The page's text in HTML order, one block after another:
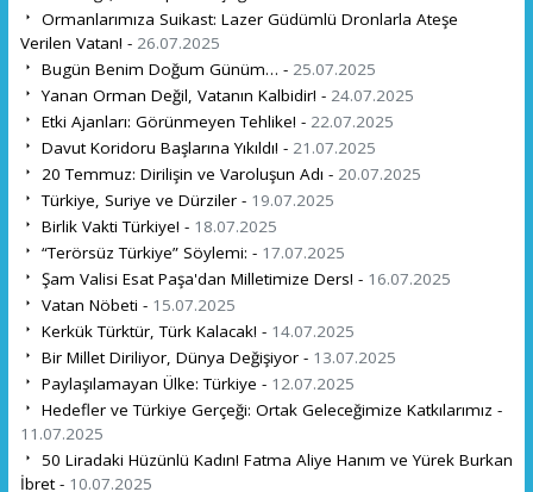
Ormanlarımıza Suikast: Lazer Güdümlü Dronlarla Ateşe
Verilen Vatan! - 26.07.2025
Bugün Benim Doğum Günüm… - 25.07.2025
Yanan Orman Değil, Vatanın Kalbidir! - 24.07.2025
Etki Ajanları: Görünmeyen Tehlike! - 22.07.2025
Davut Koridoru Başlarına Yıkıldı! - 21.07.2025
20 Temmuz: Dirilişin ve Varoluşun Adı - 20.07.2025
Türkiye, Suriye ve Dürziler - 19.07.2025
Birlik Vakti Türkiye! - 18.07.2025
“Terörsüz Türkiye” Söylemi: - 17.07.2025
Şam Valisi Esat Paşa'dan Milletimize Ders! - 16.07.2025
Vatan Nöbeti - 15.07.2025
Kerkük Türktür, Türk Kalacak! - 14.07.2025
Bir Millet Diriliyor, Dünya Değişiyor - 13.07.2025
Paylaşılamayan Ülke: Türkiye - 12.07.2025
Hedefler ve Türkiye Gerçeği: Ortak Geleceğimize Katkılarımız -
11.07.2025
50 Liradaki Hüzünlü Kadın! Fatma Aliye Hanım ve Yürek Burkan
İbret - 10.07.2025